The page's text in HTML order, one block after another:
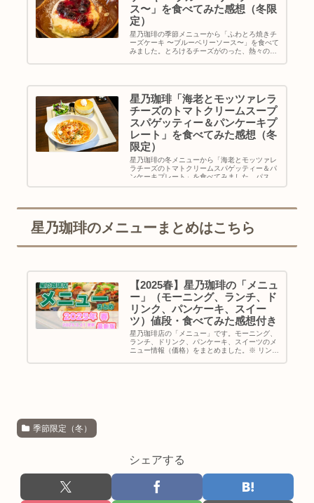
ス〜」を食べてみた感想（冬限
定）
星乃珈琲の季節メニューから「ふわとろ焼きチ
ーズケーキ 〜ブルーベリーソース〜」を食べて
みました。とろけるチーズがのった、熱々の新
星乃珈琲「海老とモッツァレラ
チーズのトマトクリームスープ
スパゲッティー＆パンケーキプ
レート」を食べてみた感想（冬
限定）
星乃珈琲の冬メニューから「海老とモッツァレ
ラチーズのトマトクリームスパゲッティー＆パ
ンケーキプレート」を食べてみました。パスタ
とパンケーキ、両方少しずつ食べられていいと
星乃珈琲のメニューまとめはこちら
【2025春】星乃珈琲の「メニュ
ー」（モーニング、ランチ、ド
リンク、パンケーキ、スイー
ツ）値段・食べてみた感想付き
星乃珈琲店の「メニュー」です。モーニング、
ランチ、ドリンク、パンケーキ、スイーツのメ
ニュー情報（価格）をまとめました。※ リンク
季節限定（冬）
シェアする